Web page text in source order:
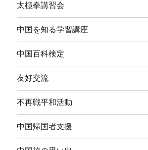
太極拳講習会
中国を知る学習講座
中国百科検定
友好交流
不再戦平和活動
中国帰国者支援